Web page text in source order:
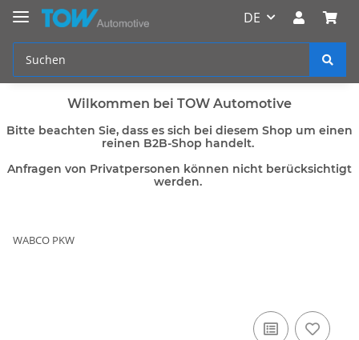
DE
Wilkommen bei TOW Automotive
Bitte beachten Sie, dass es sich bei diesem Shop um einen
reinen B2B-Shop handelt.
Anfragen von Privatpersonen können nicht berücksichtigt
werden.
WABCO PKW